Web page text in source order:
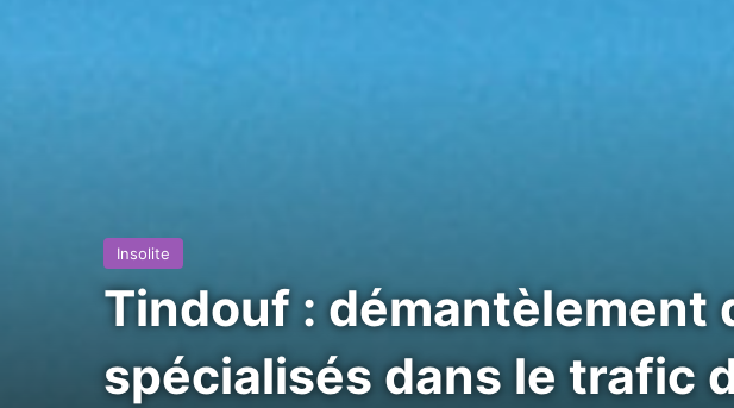
Insolite
Tindouf : démantèlement
spécialisés dans le trafic